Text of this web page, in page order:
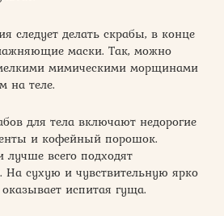
следует делать скрабы, в конце
маски. Так, можно
мимическими морщинами
на теле.
для тела включают недорогие
и кофейный порошок.
всего подходят
На сухую и чувствительную ярко
испитая гуща.